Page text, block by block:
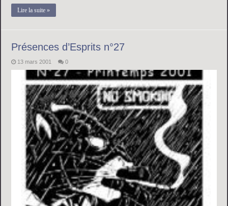
Lire la suite »
Présences d’Esprits n°27
13 mars 2001 0